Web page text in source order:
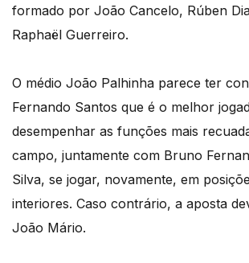
formado por João Cancelo, Rúben
Raphaël Guerreiro.
O médio João Palhinha parece ter
Fernando Santos que é o melhor
desempenhar as funções mais
campo, juntamente com Bruno
Silva, se jogar, novamente, em
interiores. Caso contrário, a aposta
João Mário.